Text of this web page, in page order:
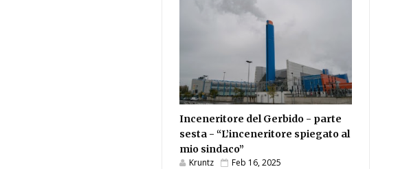
Inceneritore del Gerbido - parte
sesta - “L’inceneritore spiegato al
mio sindaco”
Kruntz Feb 16, 2025